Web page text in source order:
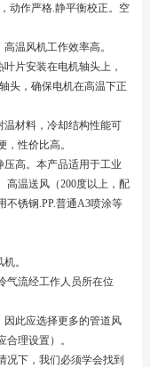
动作严格.静平衡校正。空
温风机工作效率高。
片安装在电机轴头上，
头，确保电机在高温下正
温材料，冷却结构性能可
性价比高。
高。本产品适用于工业
高温送风（200度以上，配
不锈钢.PP.普通A3喷涂等
。
气流经工作人员所在位
因此应选择更多的管道风
理设置）。
况下，我们必须学会找到